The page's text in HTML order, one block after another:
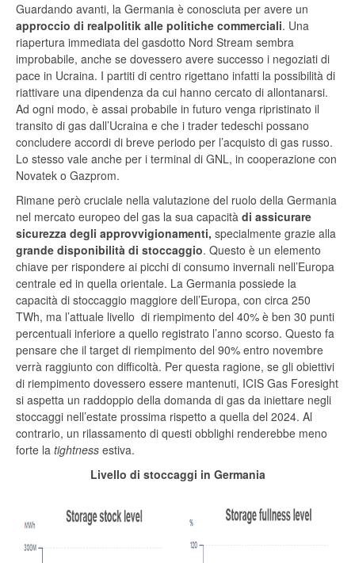
Guardando avanti, la Germania è conosciuta per avere un
approccio di realpolitik alle politiche commerciali. Una
riapertura immediata del gasdotto Nord Stream sembra
improbabile, anche se dovessero avere successo i negoziati di
pace in Ucraina. I partiti di centro rigettano infatti la possibilità di
riattivare una dipendenza da cui hanno cercato di allontanarsi.
Ad ogni modo, è assai probabile in futuro venga ripristinato il
transito di gas dall’Ucraina e che i trader tedeschi possano
concludere accordi di breve periodo per l’acquisto di gas russo.
Lo stesso vale anche per i terminal di GNL, in cooperazione con
Novatek o Gazprom.
Rimane però cruciale nella valutazione del ruolo della Germania
nel mercato europeo del gas la sua capacità di assicurare
sicurezza degli approvvigionamenti, specialmente grazie alla
grande disponibilità di stoccaggio. Questo è un elemento
chiave per rispondere ai picchi di consumo invernali nell’Europa
centrale ed in quella orientale. La Germania possiede la
capacità di stoccaggio maggiore dell’Europa, con circa 250
TWh, ma l’attuale livello di riempimento del 40% è ben 30 punti
percentuali inferiore a quello registrato l’anno scorso. Questo fa
pensare che il target di riempimento del 90% entro novembre
verrà raggiunto con difficoltà. Per questa ragione, se gli obiettivi
di riempimento dovessero essere mantenuti, ICIS Gas Foresight
si aspetta un raddoppio della domanda di gas da iniettare negli
stoccaggi nell’estate prossima rispetto a quella del 2024. Al
contrario, un rilassamento di questi obblighi renderebbe meno
forte la tightness estiva.
Livello di stoccaggi in Germania